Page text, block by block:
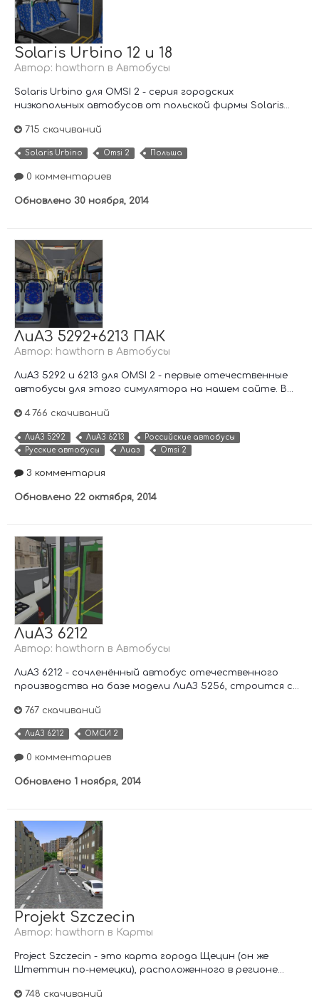
Solaris Urbino 12 и 18
Автор: hawthorn в Автобусы
Solaris Urbino для OMSI 2 - серия городских
низкопольных автобусов от польской фирмы Solaris...
715 скачиваний
Solaris Urbino Omsi 2 Польша
0 комментариев
Обновлено 30 ноября, 2014
ЛиАЗ 5292+6213 ПАК
Автор: hawthorn в Автобусы
ЛиАЗ 5292 и 6213 для OMSI 2 - первые отечественные
автобусы для этого симулятора на нашем сайте. В...
4 766 скачиваний
ЛиАЗ 5292 ЛиАЗ 6213
Российские автобусы
Русские автобусы
Лиаз Omsi 2
3 комментария
Обновлено 22 октября, 2014
ЛиАЗ 6212
Автор: hawthorn в Автобусы
ЛиАЗ 6212 - сочленённый автобус отечественного
производства на базе модели ЛиАЗ 5256, строится с...
767 скачиваний
ЛиАЗ 6212 ОМСИ 2
0 комментариев
Обновлено 1 ноября, 2014
Projekt Szczecin
Автор: hawthorn в Карты
Project Szczecin - это карта города Щецин (он же
Штеттин по-немецки), расположенного в регионе...
748 скачиваний